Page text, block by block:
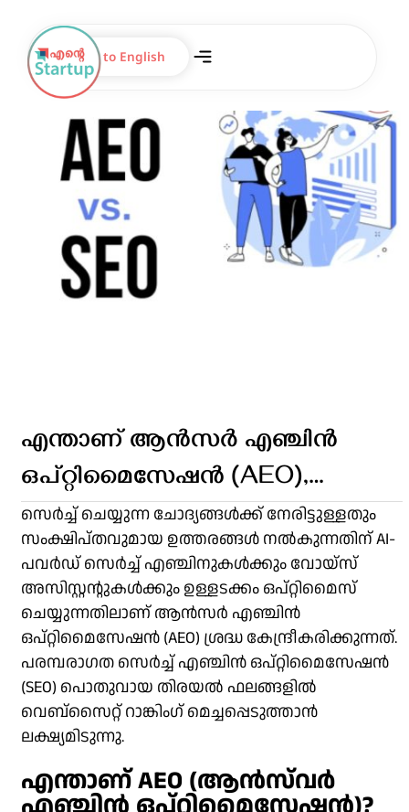
Switch to English
എന്താണ് ആൻസർ എഞ്ചിൻ
ഒപ്റ്റിമൈസേഷൻ (AEO),
എന്താണ് AEO SEO തമ്മിലുള്ള
വിത്യാസം?
സെർച്ച് ചെയ്യുന്ന ചോദ്യങ്ങൾക്ക് നേരിട്ടുള്ളതും
സംക്ഷിപ്തവുമായ ഉത്തരങ്ങൾ നൽകുന്നതിന് AI-
പവർഡ് സെർച്ച് എഞ്ചിനുകൾക്കും വോയ്‌സ്
അസിസ്റ്റന്റുകൾക്കും ഉള്ളടക്കം ഒപ്റ്റിമൈസ്
ചെയ്യുന്നതിലാണ് ആൻസർ എഞ്ചിൻ
ഒപ്റ്റിമൈസേഷൻ (AEO) ശ്രദ്ധ കേന്ദ്രീകരിക്കുന്നത്.
പരമ്പരാഗത സെർച്ച് എഞ്ചിൻ ഒപ്റ്റിമൈസേഷൻ
(SEO) പൊതുവായ തിരയൽ ഫലങ്ങളിൽ
വെബ്‌സൈറ്റ് റാങ്കിംഗ് മെച്ചപ്പെടുത്താൻ
ലക്ഷ്യമിടുന്നു.
എന്താണ് AEO (ആൻസ്‌വർ